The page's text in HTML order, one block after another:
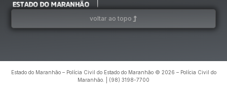
voltar ao topo
Estado do Maranhão – Polícia Civil do Estado do Maranhão © 2026 – Polícia Civil do
Maranhão. | (98) 3198-7700